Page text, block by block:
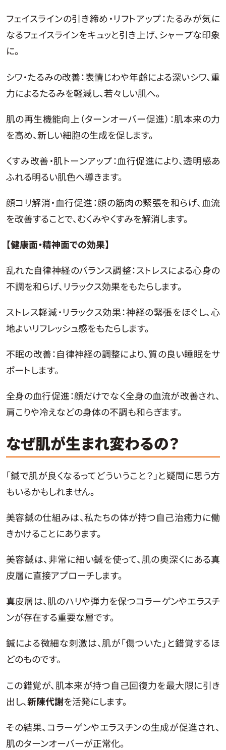
フェイスラインの引き締め・リフトアップ：たるみが気に
なるフェイスラインをキュッと引き上げ、シャープな印象
に。
シワ・たるみの改善：表情じわや年齢による深いシワ、重
力によるたるみを軽減し、若々しい肌へ。
肌の再生機能向上（ターンオーバー促進）：肌本来の力
を高め、新しい細胞の生成を促します。
くすみ改善・肌トーンアップ：血行促進により、透明感あ
ふれる明るい肌色へ導きます。
顔コリ解消・血行促進：顔の筋肉の緊張を和らげ、血流
を改善することで、むくみやくすみを解消します。
【健康面・精神面での効果】
乱れた自律神経のバランス調整：ストレスによる心身の
不調を和らげ、リラックス効果をもたらします。
ストレス軽減・リラックス効果：神経の緊張をほぐし、心
地よいリフレッシュ感をもたらします。
不眠の改善：自律神経の調整により、質の良い睡眠をサ
ポートします。
全身の血行促進：顔だけでなく全身の血流が改善され、
肩こりや冷えなどの身体の不調も和らぎます。
なぜ肌が生まれ変わるの？
「鍼で肌が良くなるってどういうこと？」と疑問に思う方
もいるかもしれません。
美容鍼の仕組みは、私たちの体が持つ自己治癒力に働
きかけることにあります。
美容鍼は、非常に細い鍼を使って、肌の奥深くにある真
皮層に直接アプローチします。
真皮層は、肌のハリや弾力を保つコラーゲンやエラスチ
ンが存在する重要な層です。
鍼による微細な刺激は、肌が「傷ついた」と錯覚するほ
どのものです。
この錯覚が、肌本来が持つ自己回復力を最大限に引き
出し、新陳代謝を活発にします。
その結果、コラーゲンやエラスチンの生成が促進され、
肌のターンオーバーが正常化。